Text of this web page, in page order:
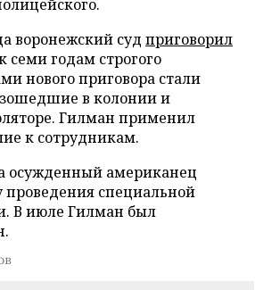
воронежский суд приговорил
семи годам строгого
нового приговора стали
в колонии и
Гилман применил
к сотрудникам.
осужденный американец
проведения специальной
В июле Гилман был